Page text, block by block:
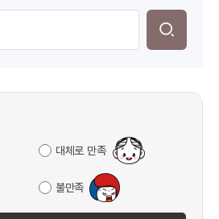
대체로 만족
불만족